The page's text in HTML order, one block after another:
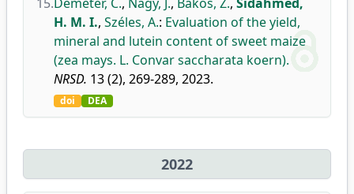
H. M. I., Széles, A.: Evaluation of the yield,
mineral and lutein content of sweet maize
(zea mays. L. Convar saccharata koern).
NRSD. 13 (2), 269-289, 2023.
doi DEA
2022